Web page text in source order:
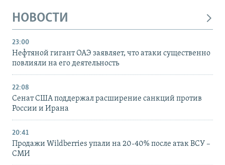
НОВОСТИ
23:00
Нефтяной гигант ОАЭ заявляет, что атаки существенно
повлияли на его деятельность
22:08
Сенат США поддержал расширение санкций против
России и Ирана
20:41
Продажи Wildberries упали на 20-40% после атак ВСУ –
СМИ